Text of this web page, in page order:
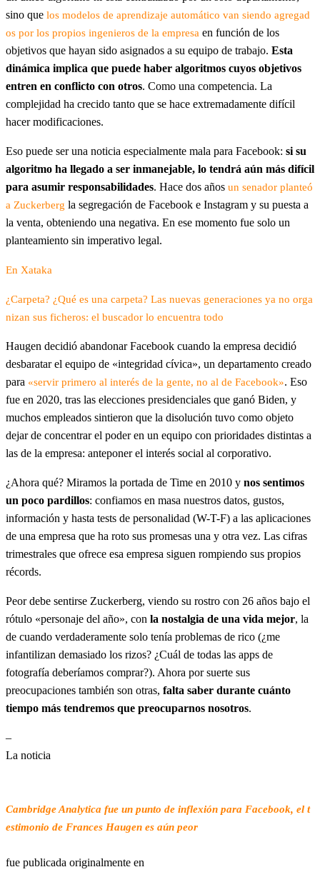
sino que los modelos de aprendizaje automático van siendo agregad
os por los propios ingenieros de la empresa en función de los
objetivos que hayan sido asignados a su equipo de trabajo. Esta
dinámica implica que puede haber algoritmos cuyos objetivos
entren en conflicto con otros. Como una competencia. La
complejidad ha crecido tanto que se hace extremadamente difícil
hacer modificaciones.
Eso puede ser una noticia especialmente mala para Facebook: si su
algoritmo ha llegado a ser inmanejable, lo tendrá aún más difícil
para asumir responsabilidades. Hace dos años un senador planteó
a Zuckerberg la segregación de Facebook e Instagram y su puesta a
la venta, obteniendo una negativa. En ese momento fue solo un
planteamiento sin imperativo legal.
En Xataka
¿Carpeta? ¿Qué es una carpeta? Las nuevas generaciones ya no orga
nizan sus ficheros: el buscador lo encuentra todo
Haugen decidió abandonar Facebook cuando la empresa decidió
desbaratar el equipo de «integridad cívica», un departamento creado
para «servir primero al interés de la gente, no al de Facebook». Eso
fue en 2020, tras las elecciones presidenciales que ganó Biden, y
muchos empleados sintieron que la disolución tuvo como objeto
dejar de concentrar el poder en un equipo con prioridades distintas a
las de la empresa: anteponer el interés social al corporativo.
¿Ahora qué? Miramos la portada de Time en 2010 y nos sentimos
un poco pardillos: confiamos en masa nuestros datos, gustos,
información y hasta tests de personalidad (W-T-F) a las aplicaciones
de una empresa que ha roto sus promesas una y otra vez. Las cifras
trimestrales que ofrece esa empresa siguen rompiendo sus propios
récords.
Peor debe sentirse Zuckerberg, viendo su rostro con 26 años bajo el
rótulo «personaje del año», con la nostalgia de una vida mejor, la
de cuando verdaderamente solo tenía problemas de rico (¿me
infantilizan demasiado los rizos? ¿Cuál de todas las apps de
fotografía deberíamos comprar?). Ahora por suerte sus
preocupaciones también son otras, falta saber durante cuánto
tiempo más tendremos que preocuparnos nosotros.
–
La noticia
Cambridge Analytica fue un punto de inflexión para Facebook, el t
estimonio de Frances Haugen es aún peor
fue publicada originalmente en